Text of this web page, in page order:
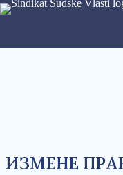
ИЗМЕНЕ